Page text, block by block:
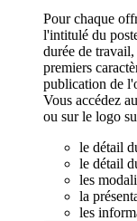
Pour chaque
l'intitulé du
durée de
premiers
publication de
Vous accédez
ou sur le logo
le détail
le détail
les
la
les